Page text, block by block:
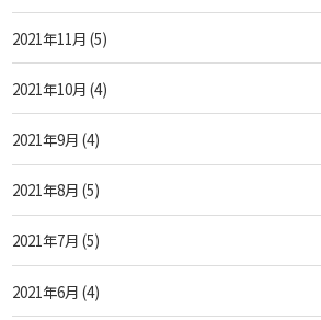
2021年11月 (5)
2021年10月 (4)
2021年9月 (4)
2021年8月 (5)
2021年7月 (5)
2021年6月 (4)